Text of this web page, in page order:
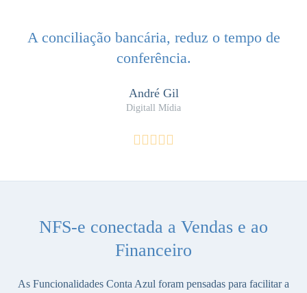
A conciliação bancária, reduz o tempo de
conferência.
André Gil
Digitall Mídia
NFS-e conectada a Vendas e ao
Financeiro
As Funcionalidades Conta Azul foram pensadas para facilitar a